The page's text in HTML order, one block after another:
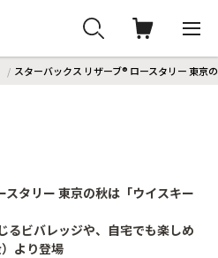
スターバックス リザーブ® ロースタリー 東
スタリー 東京の秋は「ウイスキー
るビバレッジや、自宅でも楽しめ
より登場